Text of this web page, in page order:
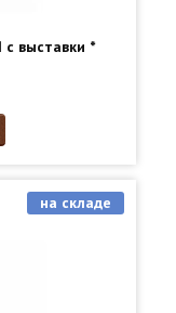
выставки *
на складе